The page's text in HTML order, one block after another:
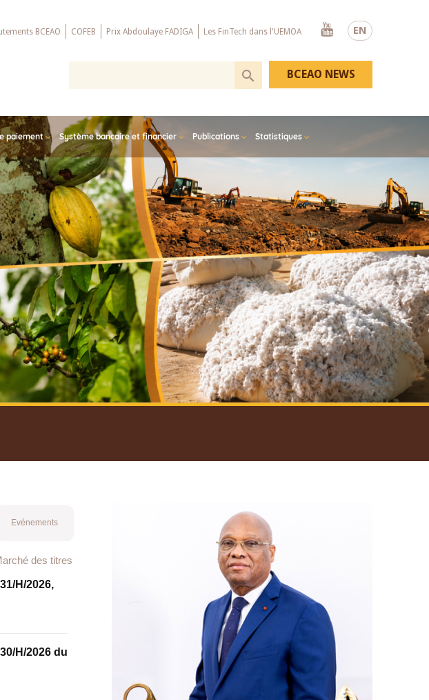
EN
BCEAO COFEB Prix Abdoulaye FADIGA Les FinTech dans l'UEMOA
Youtube
paiement Système bancaire et financier Publications Statistiques
BCEAO NEWS
Evénements
des titres
H/2026,
H/2026 du